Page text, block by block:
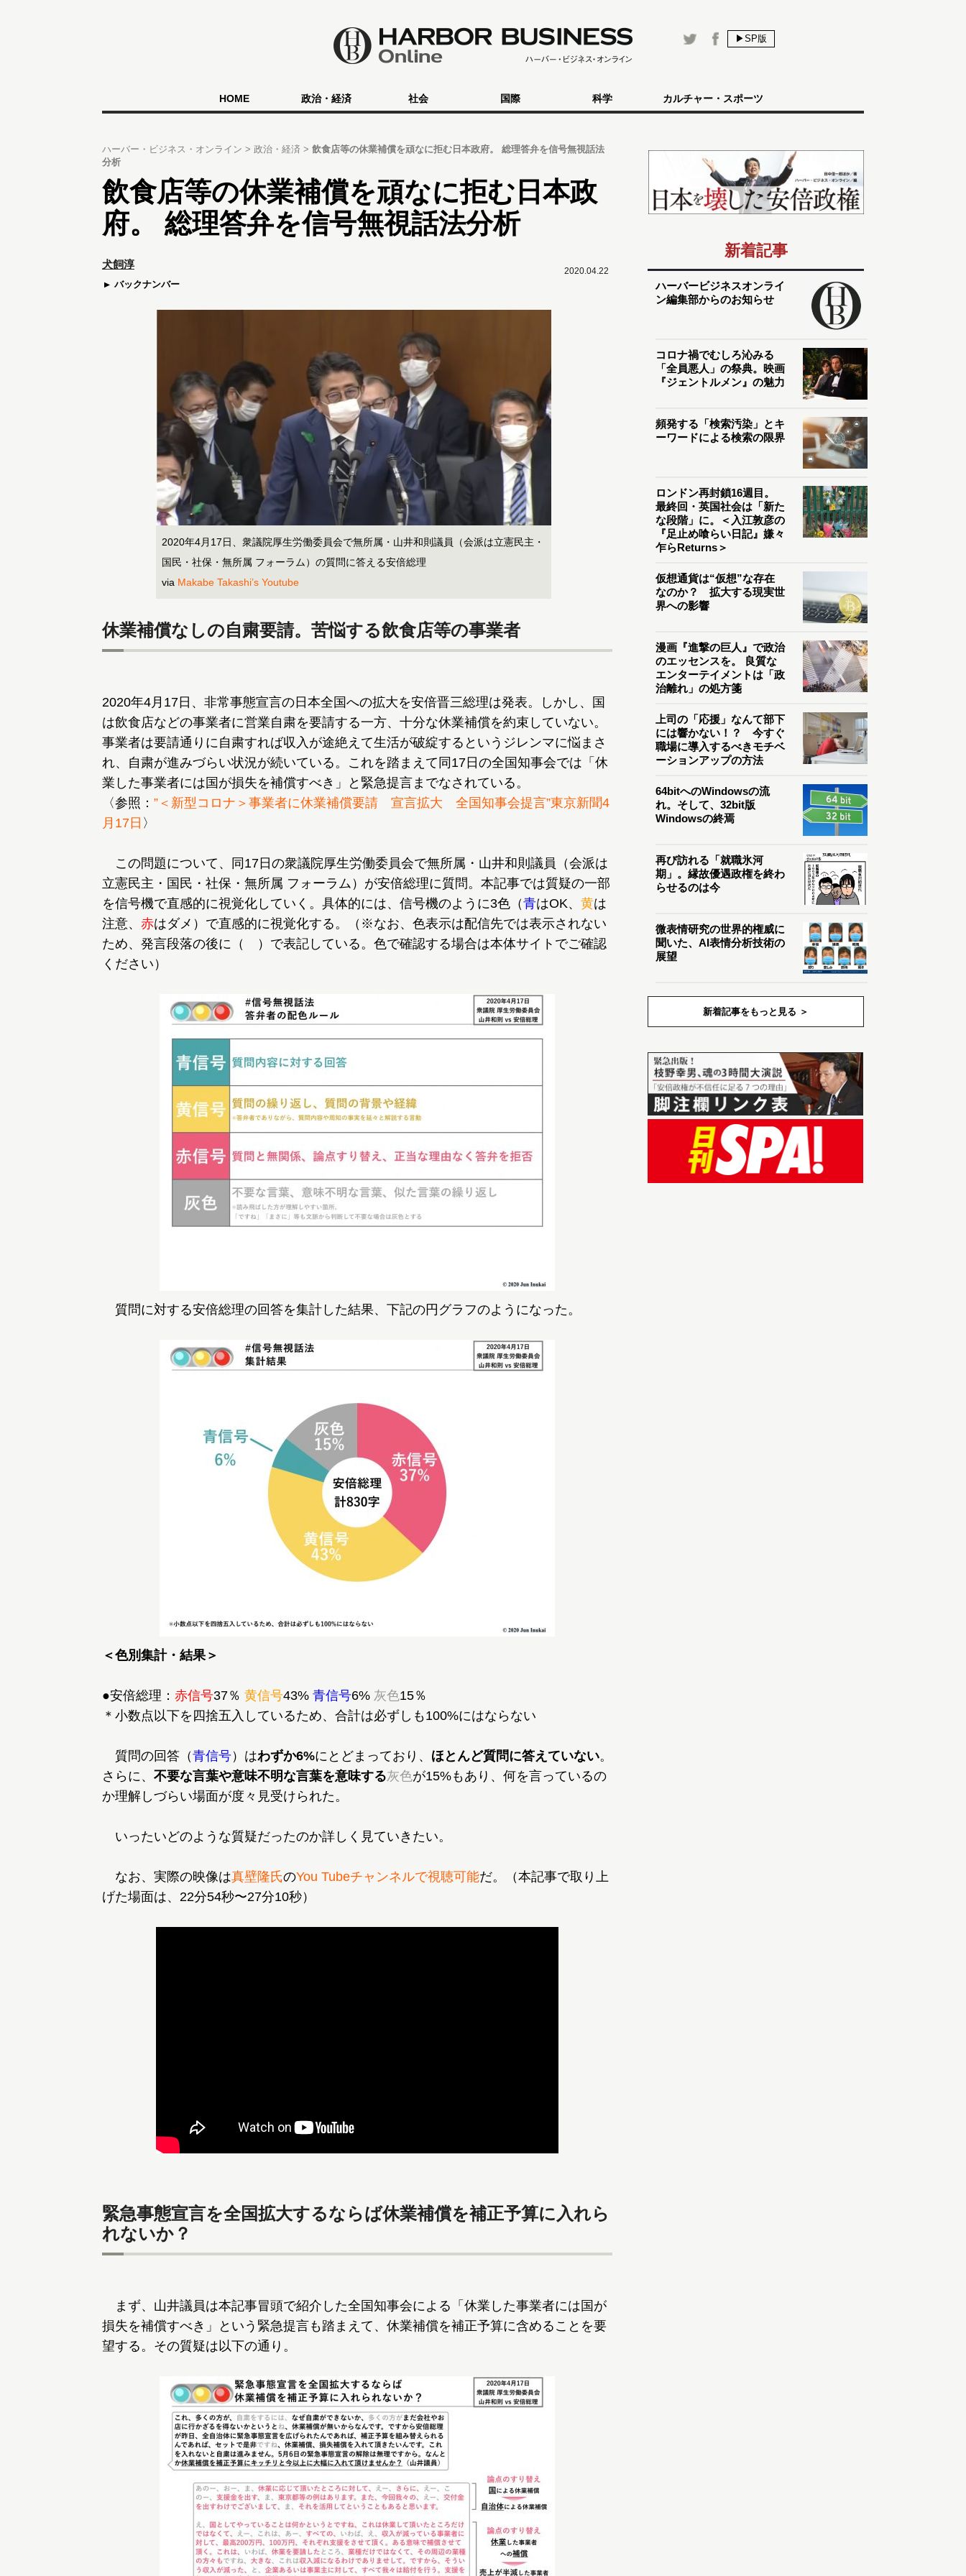
▶SP版
HOME 政治・経済 社会 国際 科学 カルチャー・スポーツ
ハーバー・ビジネス・オンライン 政治・経済
飲食店等の休業補償を頑なに拒む日本政府。 総理答弁を信号無視話法
分析
飲食店等の休業補償を頑なに拒む日本政
府。 総理答弁を信号無視話法分析
2020.04.22
犬飼淳
バックナンバー
2020年4月17日、衆議院厚生労働委員会で無所属・山井和則議員（会派は立憲民主・
国民・社保・無所属 フォーラム）の質問に答える安倍総理
via Makabe Takashi’s Youtube
休業補償なしの自粛要請。苦悩する飲食店等の事業者
2020年4月17日、非常事態宣言の日本全国への拡大を安倍晋三総理は発表。しかし、国
は飲食店などの事業者に営業自粛を要請する一方、十分な休業補償を約束していない。
事業者は要請通りに自粛すれば収入が途絶えて生活が破綻するというジレンマに悩まさ
れ、自粛が進みづらい状況が続いている。これを踏まえて同17日の全国知事会では「休
業した事業者には国が損失を補償すべき」と緊急提言までなされている。
〈参照： ”＜新型コロナ＞事業者に休業補償要請 宣言拡大 全国知事会提言”東京新聞4
月17日 〉
この問題について、同17日の衆議院厚生労働委員会で無所属・山井和則議員（会派は
立憲民主・国民・社保・無所属 フォーラム）が安倍総理に質問。本記事では質疑の一部
を信号機で直感的に視覚化していく。具体的には、信号機のように3色（青はOK、 黄は
注意、 赤はダメ）で直感的に視覚化する。（※なお、色表示は配信先では表示されない
ため、発言段落の後に（ ）で表記している。色で確認する場合は本体サイトでご確認
ください）
質問に対する安倍総理の回答を集計した結果、下記の円グラフのようになった。
＜色別集計・結果＞
●安倍総理： 赤信号37％ 黄信号43% 青信号6% 灰色15％
＊小数点以下を四捨五入しているため、合計は必ずしも100%にはならない
質問の回答（青信号）はわずか6%にとどまっており、 ほとんど質問に答えていない。
さらに、 不要な言葉や意味不明な言葉を意味する灰色が15%もあり、何を言っているの
か理解しづらい場面が度々見受けられた。
いったいどのような質疑だったのか詳しく見ていきたい。
なお、実際の映像は真壁隆氏のYou Tubeチャンネルで視聴可能だ。（本記事で取り上
げた場面は、22分54秒〜27分10秒）
緊急事態宣言を全国拡大するならば休業補償を補正予算に入れら
れないか？
まず、山井議員は本記事冒頭で紹介した全国知事会による「休業した事業者には国が
損失を補償すべき」という緊急提言も踏まえて、休業補償を補正予算に含めることを要
望する。その質疑は以下の通り。
新着記事
ハーバービジネスオンライ
ン編集部からのお知らせ
コロナ禍でむしろ沁みる
「全員悪人」の祭典。映画
『ジェントルメン』の魅力
頻発する「検索汚染」とキ
ーワードによる検索の限界
ロンドン再封鎖16週目。
最終回・英国社会は「新た
な段階」に。＜入江敦彦の
『足止め喰らい日記』嫌々
乍らReturns＞
仮想通貨は“仮想”な存在
なのか？ 拡大する現実世
界への影響
漫画『進撃の巨人』で政治
のエッセンスを。 良質な
エンターテイメントは「政
治離れ」の処方箋
上司の「応援」なんて部下
には響かない！？ 今すぐ
職場に導入するべきモチベ
ーションアップの方法
64bitへのWindowsの流
れ。そして、32bit版
Windowsの終焉
再び訪れる「就職氷河
期」。縁故優遇政権を終わ
らせるのは今
微表情研究の世界的権威に
聞いた、AI表情分析技術の
展望
新着記事をもっと見る